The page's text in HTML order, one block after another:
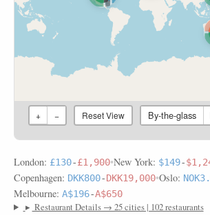
+ − Reset View By-the-glass
London: £130-£1,900•New York: $149-
Copenhagen: DKK800-DKK19,000•Oslo:
Melbourne: A$196-A$650
▸ Restaurant Details → 25 cities | 102 restaurants